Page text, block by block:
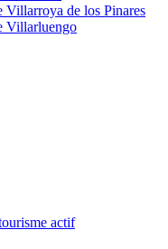
Villarroya de los Pinares
Villarluengo
actif